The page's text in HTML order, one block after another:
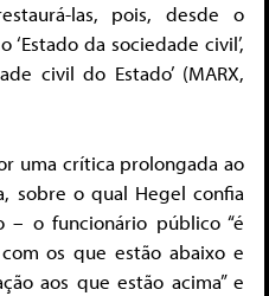
las, pois, desde o
da sociedade civil’,
civil do Estado’ (MARX,
uma crítica prolongada ao
sobre o qual Hegel confia
– o funcionário público “é
os que estão abaixo e
aos que estão acima” e